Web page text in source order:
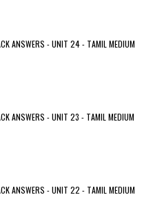
ANSWERS - UNIT 24 - TAMIL MEDIUM
ANSWERS - UNIT 23 - TAMIL MEDIUM
ANSWERS - UNIT 22 - TAMIL MEDIUM